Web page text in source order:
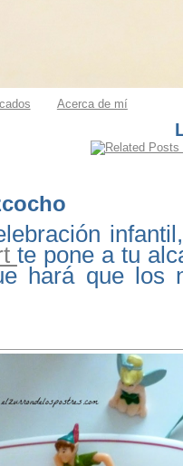
Acerca de mí
te pone a tu
hará que los